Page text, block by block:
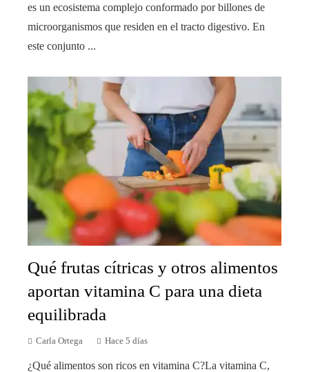
es un ecosistema complejo conformado por billones de
microorganismos que residen en el tracto digestivo. En
este conjunto ...
Qué frutas cítricas y otros alimentos
aportan vitamina C para una dieta
equilibrada
Carla Ortega Hace 5 días
¿Qué alimentos son ricos en vitamina C?La vitamina C,